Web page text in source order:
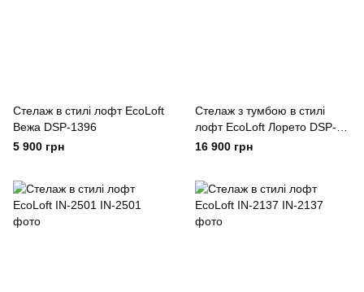
Стелаж в стилі лофт EcoLoft
Вежа DSP-1396
5 900 грн
Стелаж з тумбою в стилі
лофт EcoLoft Лорето DSP-
1415
16 900 грн